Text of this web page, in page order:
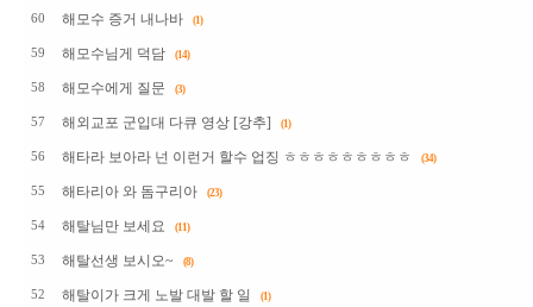
60 해모수 증거 내나바 (1)
59 해모수님게 덕담 (14)
58 해모수에게 질문 (3)
57 해외교포 군입대 다큐 영상 [강추] (1)
56 해타라 보아라 넌 이런거 할수 업징 ㅎㅎㅎㅎㅎㅎㅎㅎㅎ (34)
55 해타리아 와 돔구리아 (23)
54 해탈님만 보세요 (11)
53 해탈선생 보시오~ (8)
52 해탈이가 크게 노발 대발 할 일 (1)